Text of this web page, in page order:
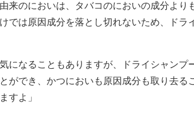
来のにおいは、タバコのにおいの成分より
では原因成分を落とし切れないため、ドラ
になることもありますが、ドライシャンプ
ができ、かつにおいも原因成分も取り去る
すよ」